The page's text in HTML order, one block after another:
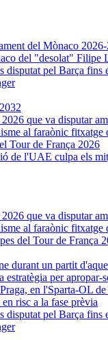
del "desolat" Filipe
al faraònic fitxatge
de l'UAE culpa els
al faraònic fitxatge
per apropar-
risc a la fase prèvia